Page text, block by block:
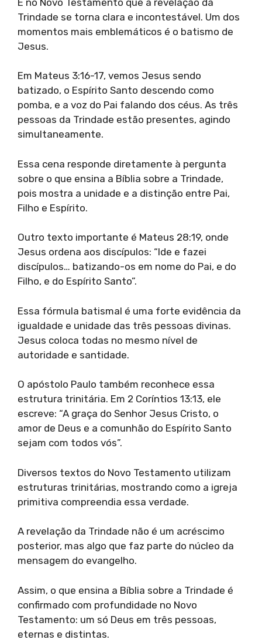
Trindade se torna clara e incontestável. Um dos
momentos mais emblemáticos é o batismo de
Jesus.
Em Mateus 3:16-17, vemos Jesus sendo
batizado, o Espírito Santo descendo como
pomba, e a voz do Pai falando dos céus. As três
pessoas da Trindade estão presentes, agindo
simultaneamente.
Essa cena responde diretamente à pergunta
sobre o que ensina a Bíblia sobre a Trindade,
pois mostra a unidade e a distinção entre Pai,
Filho e Espírito.
Outro texto importante é Mateus 28:19, onde
Jesus ordena aos discípulos: “Ide e fazei
discípulos… batizando-os em nome do Pai, e do
Filho, e do Espírito Santo”.
Essa fórmula batismal é uma forte evidência da
igualdade e unidade das três pessoas divinas.
Jesus coloca todas no mesmo nível de
autoridade e santidade.
O apóstolo Paulo também reconhece essa
estrutura trinitária. Em 2 Coríntios 13:13, ele
escreve: “A graça do Senhor Jesus Cristo, o
amor de Deus e a comunhão do Espírito Santo
sejam com todos vós”.
Diversos textos do Novo Testamento utilizam
estruturas trinitárias, mostrando como a igreja
primitiva compreendia essa verdade.
A revelação da Trindade não é um acréscimo
posterior, mas algo que faz parte do núcleo da
mensagem do evangelho.
Assim, o que ensina a Bíblia sobre a Trindade é
confirmado com profundidade no Novo
Testamento: um só Deus em três pessoas,
eternas e distintas.